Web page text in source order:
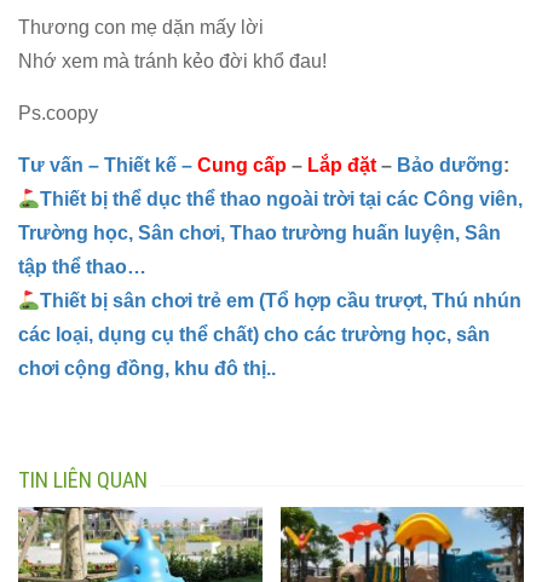
Thương con mẹ dặn mấy lời
Nhớ xem mà tránh kẻo đời khổ đau!
Ps.coopy
Tư vấn – Thiết kế – Cung cấp – Lắp đặt – Bảo dưỡng:
Thiết bị thể dục thể thao ngoài trời tại các Công viên,
Trường học, Sân chơi, Thao trường huấn luyện, Sân
tập thể thao…
Thiết bị sân chơi trẻ em (Tổ hợp cầu trượt, Thú nhún
các loại, dụng cụ thể chất) cho các trường học, sân
chơi cộng đồng, khu đô thị..
TIN LIÊN QUAN